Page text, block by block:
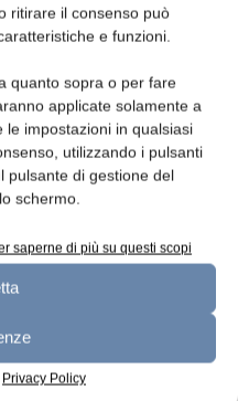
ritirare il consenso può
e funzioni.
quanto sopra o per fare
applicate solamente a
le impostazioni in qualsiasi
utilizzando i pulsanti
pulsante di gestione del
schermo.
saperne di più su questi scopi
Privacy Policy